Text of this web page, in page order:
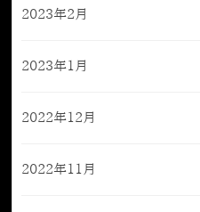
2023年2月
2023年1月
2022年12月
2022年11月